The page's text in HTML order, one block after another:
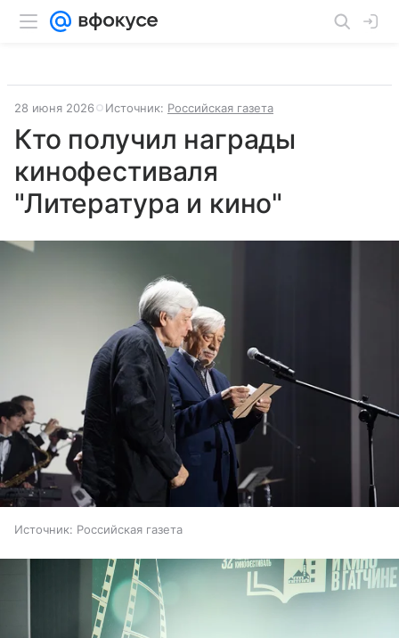
28 июня 2026 Источник: Российская газета
Кто получил награды
кинофестиваля
"Литература и кино"
Источник: Российская газета